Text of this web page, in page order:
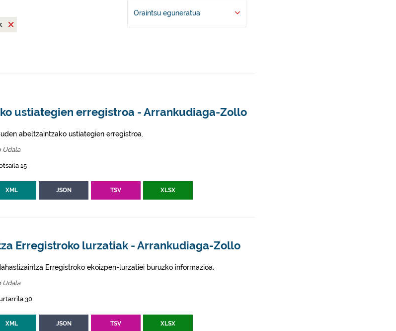
Oraintsu eguneratua
ustiategien erregistroa - Arrankudiaga-Zollo
abeltzaintzako ustiategien erregistroa.
Udala
15
XML JSON TSV XLSX
Erregistroko lurzatiak - Arrankudiaga-Zollo
Erregistroko ekoizpen-lurzatiei buruzko informazioa.
Udala
30
XML JSON TSV XLSX